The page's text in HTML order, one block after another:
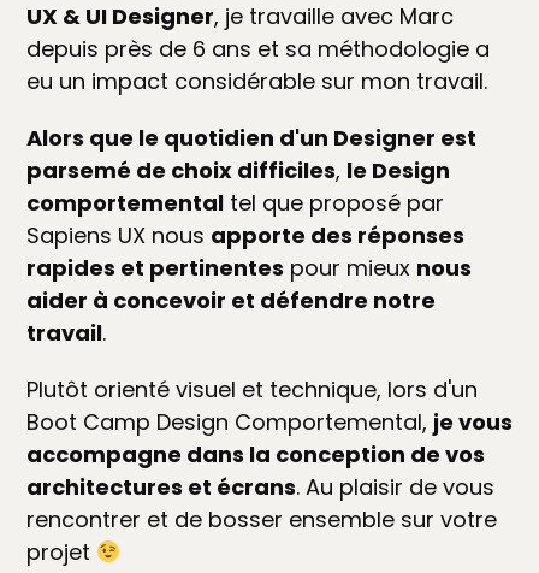
UX & UI Designer, je travaille avec Marc
depuis près de 6 ans et sa méthodologie a
eu un impact considérable sur mon travail.
Alors que le quotidien d'un Designer est
parsemé de choix difficiles, le Design
comportemental tel que proposé par
Sapiens UX nous apporte des réponses
rapides et pertinentes pour mieux nous
aider à concevoir et défendre notre
travail.
Plutôt orienté visuel et technique, lors d'un
Boot Camp Design Comportemental, je vous
accompagne dans la conception de vos
architectures et écrans. Au plaisir de vous
rencontrer et de bosser ensemble sur votre
projet